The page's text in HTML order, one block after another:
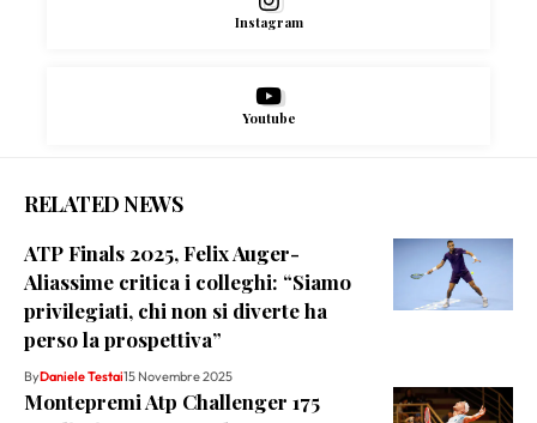
Instagram
Youtube
RELATED NEWS
ATP Finals 2025, Felix Auger-
Aliassime critica i colleghi: “Siamo
privilegiati, chi non si diverte ha
perso la prospettiva”
ByDaniele Testai15 Novembre 2025
Montepremi Atp Challenger 175